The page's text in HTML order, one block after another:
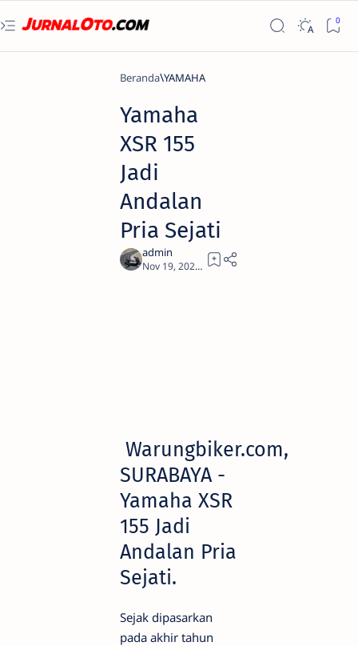
Beranda YAMAHA
Yamaha
XSR 155
Jadi
Andalan
Pria Sejati
2
Warungbiker.com,
SURABAYA -
Yamaha XSR
155 Jadi
Andalan Pria
Sejati.
Sejak dipasarkan
pada akhir tahun